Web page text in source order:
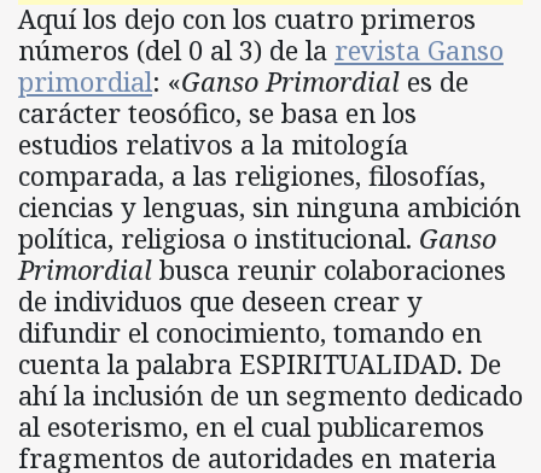
Aquí los dejo con los cuatro primeros
números (del 0 al 3) de la revista Ganso
primordial: «Ganso Primordial es de
carácter teosófico, se basa en los
estudios relativos a la mitología
comparada, a las religiones, filosofías,
ciencias y lenguas, sin ninguna ambición
política, religiosa o institucional. Ganso
Primordial busca reunir colaboraciones
de individuos que deseen crear y
difundir el conocimiento, tomando en
cuenta la palabra ESPIRITUALIDAD. De
ahí la inclusión de un segmento dedicado
al esoterismo, en el cual publicaremos
fragmentos de autoridades en materia